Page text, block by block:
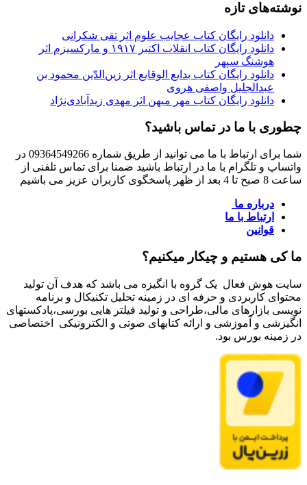
نوشته‌های تازه
دانلود رایگان کتاب عجایب علوم اثر تقی شکرانی
دانلود رایگان کتاب انقلاب اکتبر ۱۹۱۷ و مارکسیزم اثر
هوشنگ سپهر
دانلود رایگان کتاب بدایع الوقایع اثر زین‌الدّین محمود بن
عبدالجلیل واصفی هروی
دانلود رایگان کتاب مهر میهن اثر مهدی زیدآبادی‌نژاد
چطوری با ما در تماس باشید؟
شما برای ارتباط با ما می توانید از طریق شماره 09364549266 در
واتساپ و تلگرام با ما در ارتباط باشید ضمنا برای تماس تلفنی از
ساعت 8 صبح تا 4 بعد از ظهر پاسخگوی کاربران عزیز می باشیم
درباره ما
ارتباط با ما
قوانین
ما کی هستیم و چیکار میکنیم؟
سایت هوش فعال یک گروه با انگیزه می باشد که هدف آن تولید
محتوای کاربردی و حرفه ای در زمینه تحلیل تکنیکال و برنامه
نویسی بازارهای مالی،طراحی و تولید فیلتر هایی بورسی،پادکستهای
انگیزشی و آموزشی و ارائه کتابهای صوتی و الکترونیکی اختصاصی
در زمینه بورس بود.